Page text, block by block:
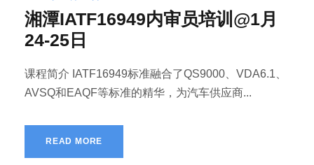
湘潭IATF16949内审员培训@1月
24-25日
课程简介 IATF16949标准融合了QS9000、VDA6.1、
AVSQ和EAQF等标准的精华，为汽车供应商...
READ MORE